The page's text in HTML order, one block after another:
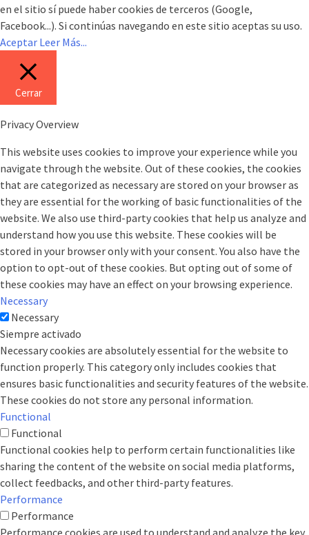
en el sitio sí puede haber cookies de terceros (Google,
Facebook...). Si continúas navegando en este sitio aceptas su uso.
Aceptar Leer Más...
Cerrar
Privacy Overview
This website uses cookies to improve your experience while you
navigate through the website. Out of these cookies, the cookies
that are categorized as necessary are stored on your browser as
they are essential for the working of basic functionalities of the
website. We also use third-party cookies that help us analyze and
understand how you use this website. These cookies will be
stored in your browser only with your consent. You also have the
option to opt-out of these cookies. But opting out of some of
these cookies may have an effect on your browsing experience.
Necessary
Necessary
Siempre activado
Necessary cookies are absolutely essential for the website to
function properly. This category only includes cookies that
ensures basic functionalities and security features of the website.
These cookies do not store any personal information.
Functional
Functional
Functional cookies help to perform certain functionalities like
sharing the content of the website on social media platforms,
collect feedbacks, and other third-party features.
Performance
Performance
Performance cookies are used to understand and analyze the key